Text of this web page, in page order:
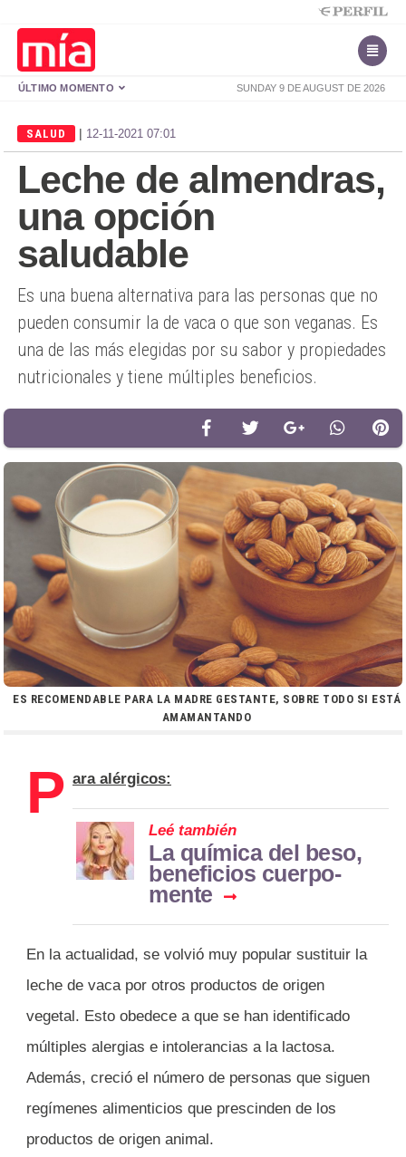
SUNDAY 9 DE AUGUST DE 2026
ÚLTIMO MOMENTO
SALUD | 12-11-2021 07:01
Leche de almendras,
una opción
saludable
Es una buena alternativa para las personas que no
pueden consumir la de vaca o que son veganas. Es
una de las más elegidas por su sabor y propiedades
nutricionales y tiene múltiples beneficios.
ES RECOMENDABLE PARA LA MADRE GESTANTE, SOBRE TODO SI ESTÁ
AMAMANTANDO
P ara alérgicos:
Leé también
La química del beso,
beneficios cuerpo-
mente
En la actualidad, se volvió muy popular sustituir la
leche de vaca por otros productos de origen
vegetal. Esto obedece a que se han identificado
múltiples alergias e intolerancias a la lactosa.
Además, creció el número de personas que siguen
regímenes alimenticios que prescinden de los
productos de origen animal.